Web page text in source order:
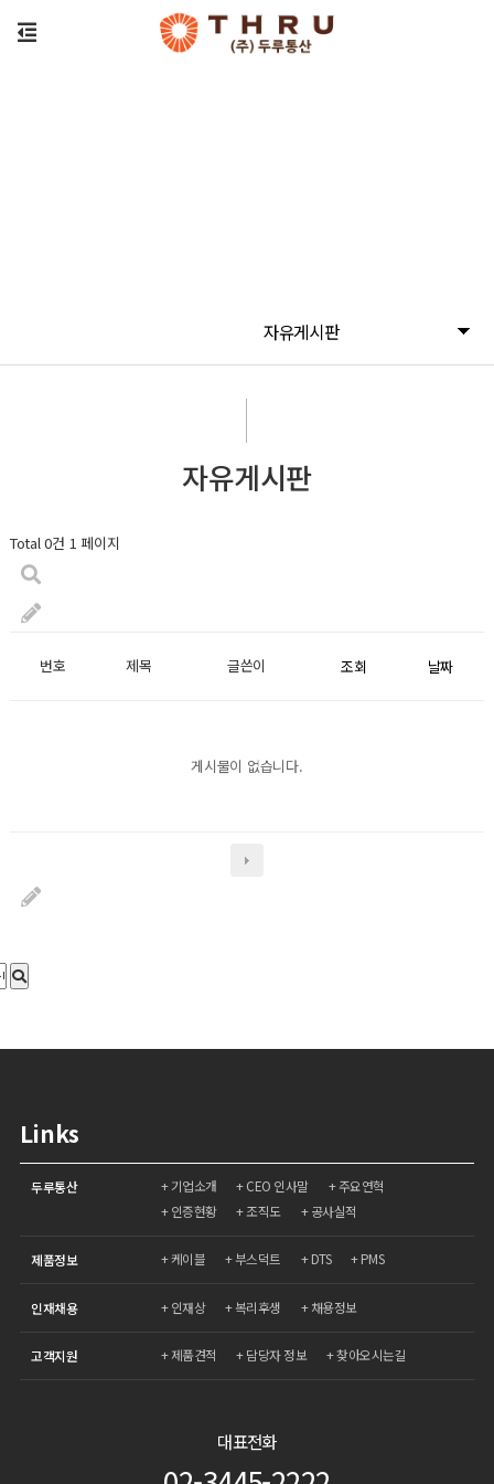
자유게시판
자유게시판
Total 0건 1 페이지
번호 제목 글쓴이 조회 날짜
게시물이 없습니다.
Links
두루통산 기업소개 CEO 인사말
주요연혁
인증현황
조직도 공사실적
제품정보 케이블 부스덕트 DTS PMS
인재채용 인재상 복리후생 채용정보
고객지원 제품견적 담당자 정보 찾아오시는길
대표전화